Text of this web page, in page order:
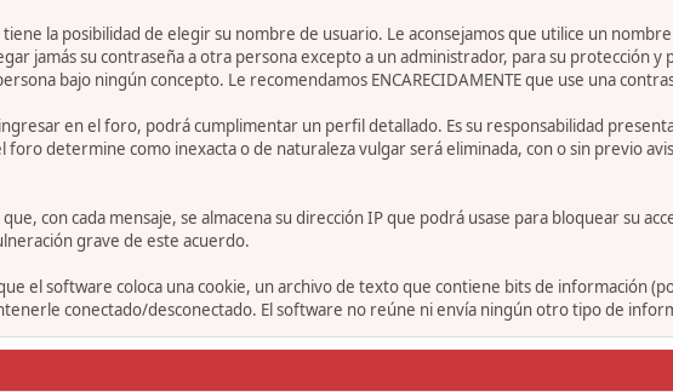
la posibilidad de elegir su nombre de usuario. Le aconsejamos que utilice un
jamás su contraseña a otra persona excepto a un administrador, para su protección
bajo ningún concepto. Le recomendamos ENCARECIDAMENTE que use una
en el foro, podrá cumplimentar un perfil detallado. Es su responsabilidad
determine como inexacta o de naturaleza vulgar será eliminada, con o sin previo
con cada mensaje, se almacena su dirección IP que podrá usase para bloquear su
grave de este acuerdo.
el software coloca una cookie, un archivo de texto que contiene bits de información
conectado/desconectado. El software no reúne ni envía ningún otro tipo de